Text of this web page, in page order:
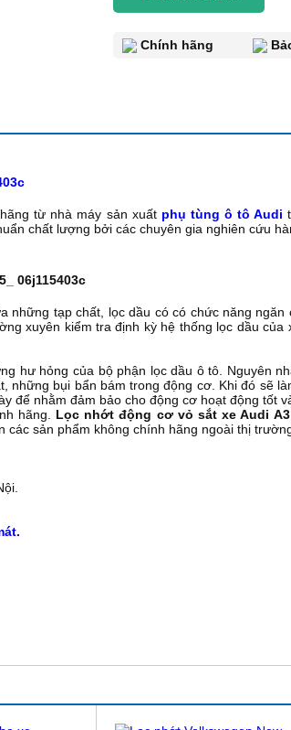
Chính hãng
từ nhà máy sản xuất phụ tùng ô tô Audi
chất lượng bởi các chuyên gia nghiên cứu
06j115403c
những tạp chất, lọc dầu có có chức năng
xuyên kiểm tra định kỳ hệ thống lọc dầu
hư hỏng của bộ phận lọc dầu ô tô. Nguyên
những bụi bẩn bám trong động cơ. Khi đó sẽ
để nhằm đảm bảo cho động cơ hoạt động tốt
hãng. Lọc nhớt động cơ vỏ sắt xe Audi A3,
sản phẩm không chính hãng ngoài thị